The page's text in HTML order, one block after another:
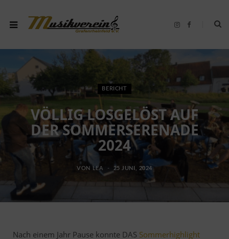
I
a
r
m
b
o
BERICHT
VÖLLIG LOSGELÖST AUF
DER SOMMERSERENADE
2024
VON LEA 25 JUNI, 2024
Nach einem Jahr Pause konnte DAS Sommerhighlight